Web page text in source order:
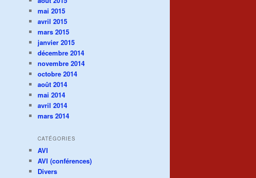
mai 2015
avril 2015
mars 2015
janvier 2015
décembre 2014
novembre 2014
octobre 2014
août 2014
mai 2014
avril 2014
mars 2014
CATÉGORIES
AVI
AVI (conférences)
Divers